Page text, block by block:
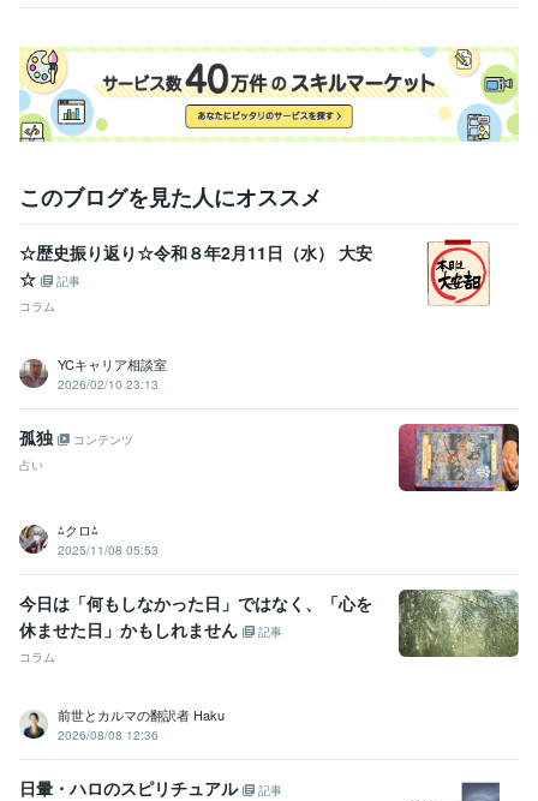
このブログを見た人にオススメ
☆歴史振り返り☆令和８年2月11日（水） 大安
☆
記事
コラム
YCキャリア相談室
2026/02/10 23:13
孤独
コンテンツ
占い
⁂クロ⁂
2025/11/08 05:53
今日は「何もしなかった日」ではなく、「心を
休ませた日」かもしれません
記事
コラム
前世とカルマの翻訳者 Haku
2026/08/08 12:36
日暈・ハロのスピリチュアル
記事